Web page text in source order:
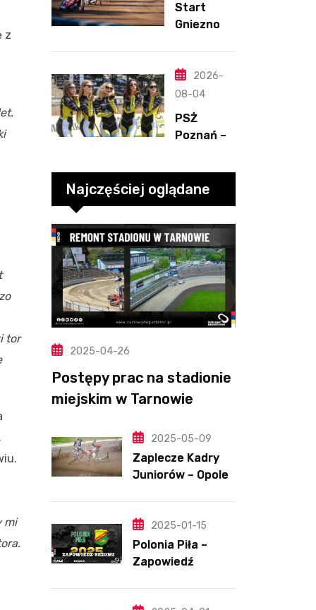
z
tor
mi
mecz
Blödorna
Start
Gniezno –
2.08.2026
-2
2026-
08-04
PSŻ
Poznań –
Rybnik,
2.08.2026
-3
Najczęściej oglądane
2025-04-26
Postępy prac na stadionie
miejskim w Tarnowie
2025-05-09
Zaplecze Kadry
Juniorów – Opole,
2025-01-15
Polonia Piła –
Zapowiedź